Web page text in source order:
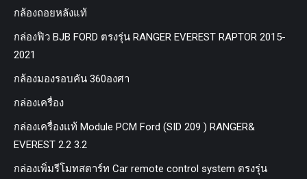
กล้องถอยหลังแท้
กล่องฟิว BJB FORD ตรงรุ่น RANGER EVEREST RAPTOR 2015-
2021
กล้องมองรอบคัน 360องศา
กล่องเครื่อง
กล่องเครื่องแท้ Module PCM Ford (SID 209 ) RANGER&
EVEREST 2.2 3.2
กล่องเพิ่มรีโมทสตาร์ท Car remote control system ตรงรุ่น